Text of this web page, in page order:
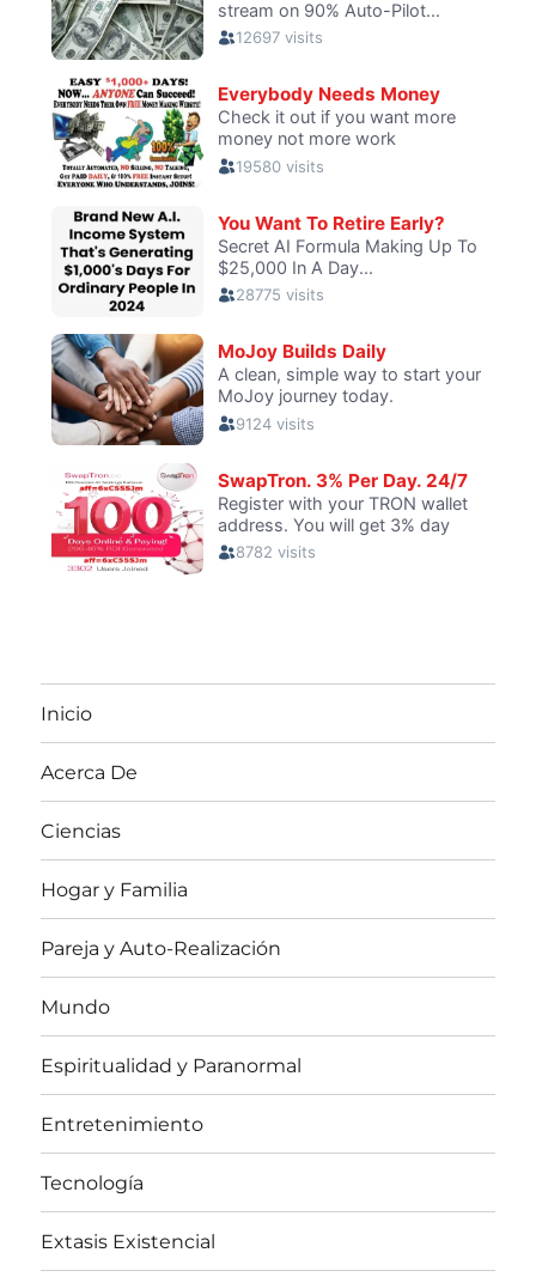
Inicio
Acerca De
Ciencias
Hogar y Familia
Pareja y Auto-Realización
Mundo
Espiritualidad y Paranormal
Entretenimiento
Tecnología
Extasis Existencial